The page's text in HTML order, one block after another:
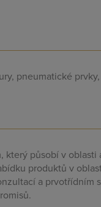
pneumatické
který působí v oblasti
produktů v
a prvotřídním